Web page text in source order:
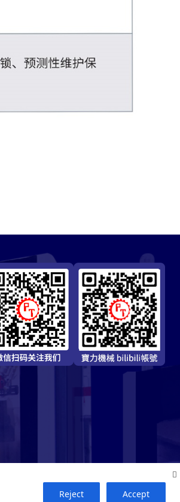
Reject Accept